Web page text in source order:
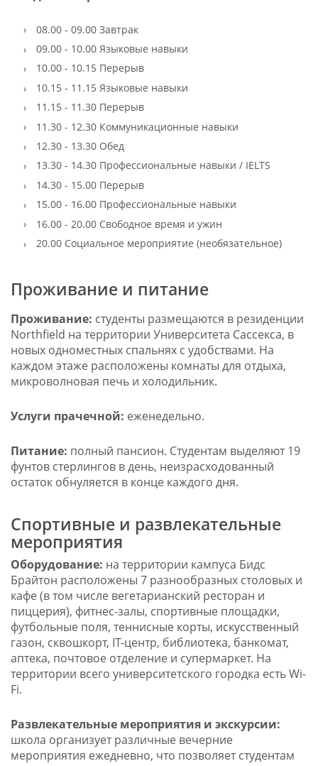
08.00 - 09.00 Завтрак
09.00 - 10.00 Языковые навыки
10.00 - 10.15 Перерыв
10.15 - 11.15 Языковые навыки
11.15 - 11.30 Перерыв
11.30 - 12.30 Коммуникационные навыки
12.30 - 13.30 Обед
13.30 - 14.30 Профессиональные навыки / IELTS
14.30 - 15.00 Перерыв
15.00 - 16.00 Профессиональные навыки
16.00 - 20.00 Свободное время и ужин
20.00 Социальное мероприятие (необязательное)
Проживание и питание
Проживание: студенты размещаются в резиденции
Northfield на территории Университета Сассекса, в
новых одноместных спальнях с удобствами. На
каждом этаже расположены комнаты для отдыха,
микроволновая печь и холодильник.
Услуги прачечной: еженедельно.
Питание: полный пансион. Студентам выделяют 19
фунтов стерлингов в день, неизрасходованный
остаток обнуляется в конце каждого дня.
Спортивные и развлекательные
мероприятия
Оборудование: на территории кампуса Бидс
Брайтон расположены 7 разнообразных столовых и
кафе (в том числе вегетарианский ресторан и
пиццерия), фитнес-залы, спортивные площадки,
футбольные поля, теннисные корты, искусственный
газон, сквошкорт, IT-центр, библиотека, банкомат,
аптека, почтовое отделение и супермаркет. На
территории всего университетского городка есть Wi-
Fi.
Развлекательные мероприятия и экскурсии:
школа организует различные вечерние
мероприятия ежедневно, что позволяет студентам